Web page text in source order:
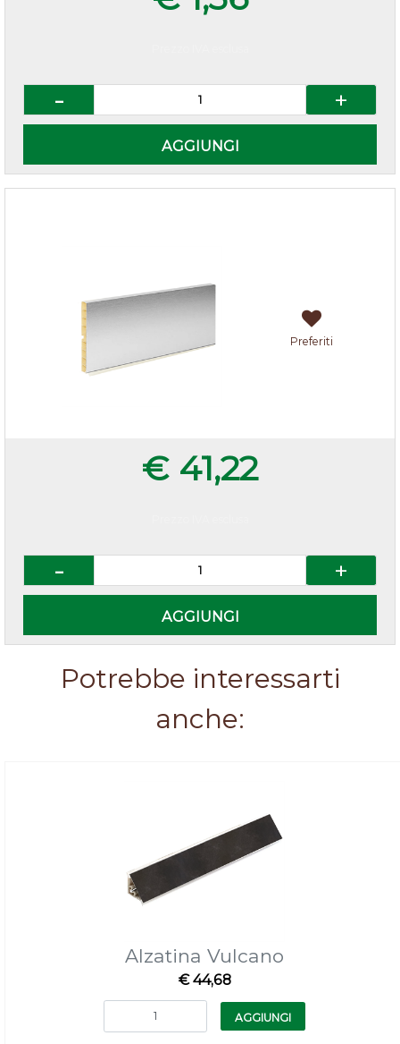
AGGIUNGI
Preferiti
€ 41,22
AGGIUNGI
Potrebbe interessarti
anche:
Alzatina Vulcano
€ 44,68
Quantità
AGGIUNGI